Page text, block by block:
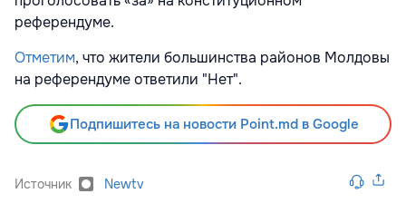
референдуме.
Отметим, что жители большинства районов Молдовы
на референдуме ответили "Нет".
Подпишитесь на новости Point.md в Google
Источник Newtv